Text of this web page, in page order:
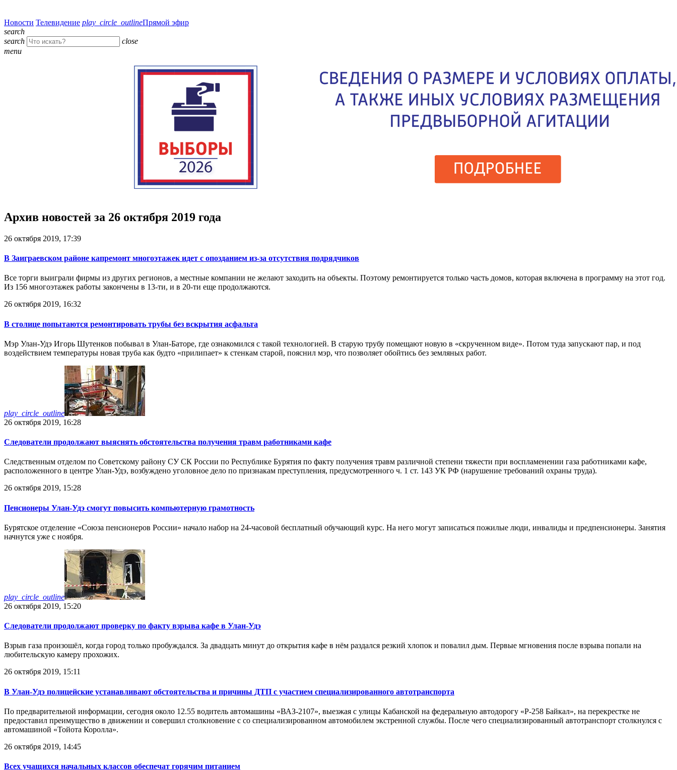
Новости Телевидение play_circle_outlineПрямой эфир
search
search
close
menu
Архив новостей за 26 октября 2019 года
26 октября 2019, 17:39
В Заиграевском районе капремонт многоэтажек идет с опозданием из-за отсутствия подрядчиков
Все торги выиграли фирмы из других регионов, а местные компании не желают заходить на объекты. Поэтому ремонтируется только часть домов, которая включена в программу на этот год.
Из 156 многоэтажек работы закончены в 13-ти, и в 20-ти еще продолжаются.
26 октября 2019, 16:32
В столице попытаются ремонтировать трубы без вскрытия асфальта
Мэр Улан-Удэ Игорь Шутенков побывал в Улан-Баторе, где ознакомился с такой технологией. В старую трубу помещают новую в «скрученном виде». Потом туда запускают пар, и под
воздействием температуры новая труба как будто «прилипает» к стенкам старой, пояснил мэр, что позволяет обойтись без земляных работ.
play_circle_outline
26 октября 2019, 16:28
Следователи продолжают выяснять обстоятельства получения травм работниками кафе
Следственным отделом по Советскому району СУ СК России по Республике Бурятия по факту получения травм различной степени тяжести при воспламенении газа работниками кафе,
расположенного в центре Улан-Удэ, возбуждено уголовное дело по признакам преступления, предусмотренного ч. 1 ст. 143 УК РФ (нарушение требований охраны труда).
26 октября 2019, 15:28
Пенсионеры Улан-Удэ смогут повысить компьютерную грамотность
Бурятское отделение «Союза пенсионеров России» начало набор на 24-часовой бесплатный обучающий курс. На него могут записаться пожилые люди, инвалиды и предпенсионеры. Занятия
начнутся уже с ноября.
play_circle_outline
26 октября 2019, 15:20
Следователи продолжают проверку по факту взрыва кафе в Улан-Удэ
Взрыв газа произошёл, когда город только пробуждался. За двадцать минут до открытия кафе в нём раздался резкий хлопок и повалил дым. Первые мгновения после взрыва попали на
любительскую камеру прохожих.
26 октября 2019, 15:11
В Улан-Удэ полицейские устанавливают обстоятельства и причины ДТП с участием специализированного автотранспорта
По предварительной информации, сегодня около 12.55 водитель автомашины «ВАЗ-2107», выезжая с улицы Кабанской на федеральную автодорогу «Р-258 Байкал», на перекрестке не
предоставил преимущество в движении и совершил столкновение с со специализированном автомобилем экстренной службы. После чего специализированный автотранспорт столкнулся с
автомашиной «Тойота Королла».
26 октября 2019, 14:45
Всех учащихся начальных классов обеспечат горячим питанием